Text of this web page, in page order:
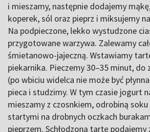
i mieszamy, następnie dodajemy
koperek, sól oraz pieprz i miksujemy
Na podpieczone, lekko wystudzone
przygotowane warzywa. Zalewamy
śmietanowo-jajeczną. Wstawiamy
piekarnika. Pieczemy 30–35 minut, do
(po wbiciu widelca nie może być
pieca i studzimy. W tym czasie jogurt
mieszamy z czosnkiem, odrobiną soku
startymi na drobnych oczkach
pieprzem. Schłodzoną tartę podajemy